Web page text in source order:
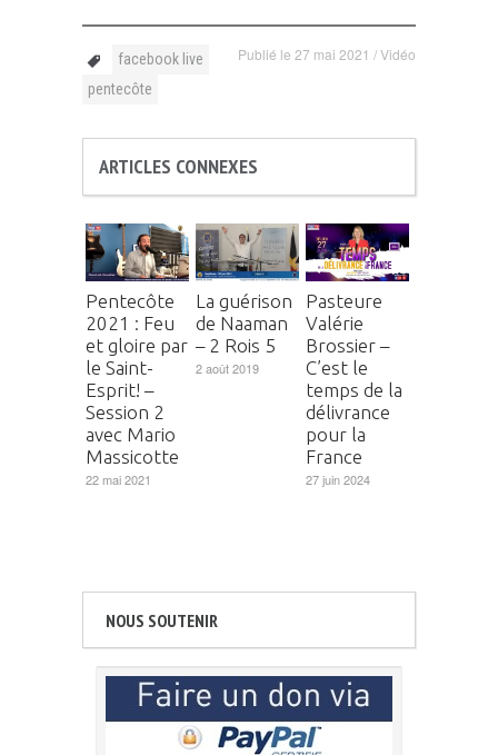
Publié le 27 mai 2021 /Vidéo
facebook live
pentecôte
ARTICLES CONNEXES
Pentecôte
2021 : Feu
et gloire par
le Saint-
Esprit! –
Session 2
avec Mario
Massicotte
22 mai 2021
La guérison
de Naaman
– 2 Rois 5
2 août 2019
Pasteure
Valérie
Brossier –
C’est le
temps de la
délivrance
pour la
France
27 juin 2024
NOUS SOUTENIR